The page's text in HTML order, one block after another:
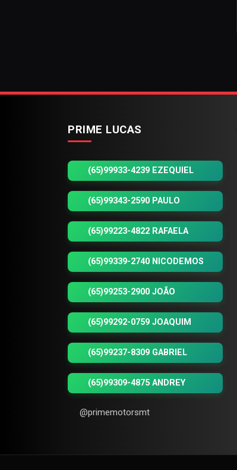
PRIME LUCAS
(65)99933-4239 EZEQUIEL
(65)99343-2590 PAULO
(65)99223-4822 RAFAELA
(65)99339-2740 NICODEMOS
(65)99253-2900 JOÃO
(65)99292-0759 JOAQUIM
(65)99237-8309 GABRIEL
(65)99309-4875 ANDREY
@primemotorsmt